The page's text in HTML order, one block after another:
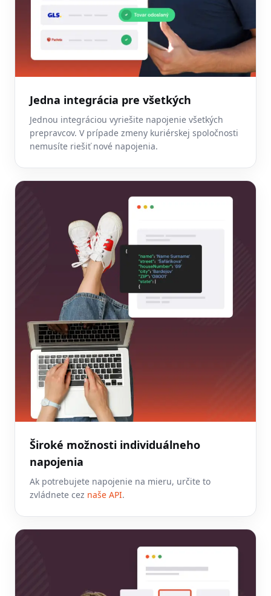
Jedna integrácia pre všetkých
Jednou integráciou vyriešite napojenie všetkých
prepravcov. V prípade zmeny kuriérskej spoločnosti
nemusíte riešiť nové napojenia.
Široké možnosti individuálneho
napojenia
Ak potrebujete napojenie na mieru, určite to
zvládnete cez naše API.